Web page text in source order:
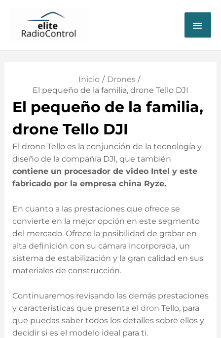
Inicio
Drones
El pequeño de la familia, drone Tello DJI
El pequeño de la familia,
drone Tello DJI
El drone Tello es la conjunción de la tecnología y
diseño de la compañía DJI, que también
contiene un procesador de video Intel y este
fabricado por la empresa china Ryze.
En cuanto a las prestaciones que ofrece se
convierte en la mejor opción en este segmento
del mercado. Ofrece la posibilidad de grabar en
alta definición con su cámara incorporada, un
sistema de estabilización y la gran calidad en sus
materiales de construcción.
Continuaremos revisando las demás prestaciones
y características que presenta el dron Tello, para
que puedas saber todos los detalles sobre ellos y
decidir si es el modelo ideal para ti.